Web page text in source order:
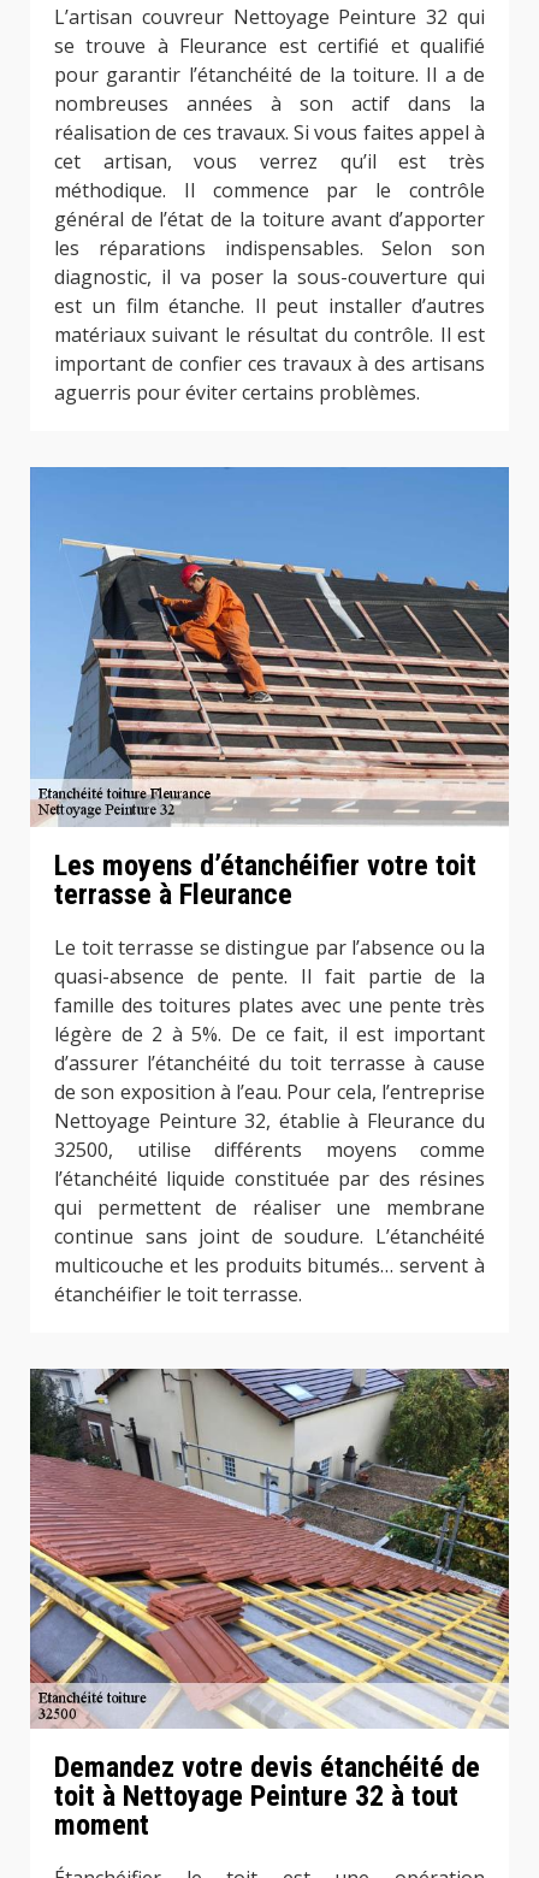
L’artisan couvreur Nettoyage Peinture 32 qui
se trouve à Fleurance est certifié et qualifié
pour garantir l’étanchéité de la toiture. Il a de
nombreuses années à son actif dans la
réalisation de ces travaux. Si vous faites appel à
cet artisan, vous verrez qu’il est très
méthodique. Il commence par le contrôle
général de l’état de la toiture avant d’apporter
les réparations indispensables. Selon son
diagnostic, il va poser la sous-couverture qui
est un film étanche. Il peut installer d’autres
matériaux suivant le résultat du contrôle. Il est
important de confier ces travaux à des artisans
aguerris pour éviter certains problèmes.
Les moyens d’étanchéifier votre toit
terrasse à Fleurance
Le toit terrasse se distingue par l’absence ou la
quasi-absence de pente. Il fait partie de la
famille des toitures plates avec une pente très
légère de 2 à 5%. De ce fait, il est important
d’assurer l’étanchéité du toit terrasse à cause
de son exposition à l’eau. Pour cela, l’entreprise
Nettoyage Peinture 32, établie à Fleurance du
32500, utilise différents moyens comme
l’étanchéité liquide constituée par des résines
qui permettent de réaliser une membrane
continue sans joint de soudure. L’étanchéité
multicouche et les produits bitumés… servent à
étanchéifier le toit terrasse.
Demandez votre devis étanchéité de
toit à Nettoyage Peinture 32 à tout
moment